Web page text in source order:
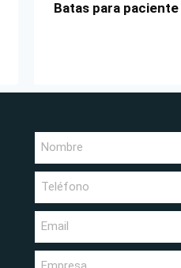
Batas para paciente